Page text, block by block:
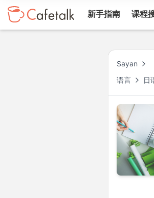
新手指南 课程
Sayan
语言
日